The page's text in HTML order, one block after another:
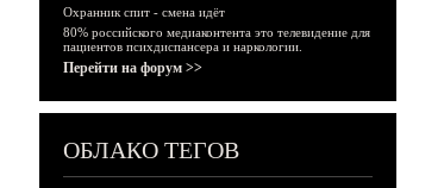
Охранник спит - смена идёт
80% российского медиаконтента это телевидение для
пациентов психдиспансера и наркологии.
Перейти на форум >>
ОБЛАКО ТЕГОВ